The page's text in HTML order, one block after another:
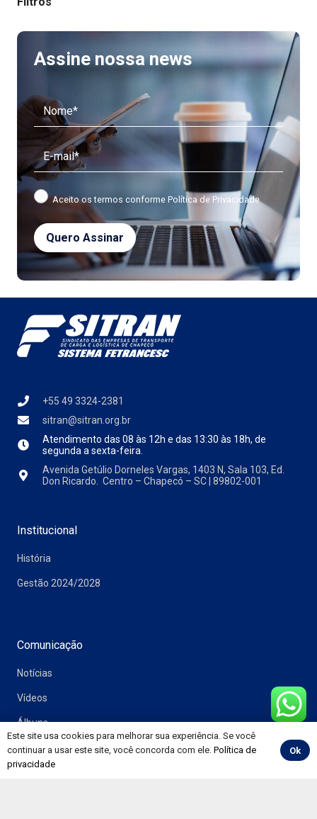
Assine nossa news
Aceito os termos conforme Política de Privacidade
+55 49 3324-2381
sitran@sitran.org.br
Atendimento das 08 às 12h e das 13:30 às 18h, de
segunda a sexta-feira.
Avenida Getúlio Dorneles Vargas, 1403 N, Sala 103, Ed.
Don Ricardo. Centro – Chapecó – SC | 89802-001
Institucional
História
Gestão 2024/2028
Comunicação
Notícias
Vídeos
Álbuns
Informativos
Este site usa cookies para melhorar sua experiência. Se você
continuar a usar este site, você concorda com ele. Política de
privacidade
Ok